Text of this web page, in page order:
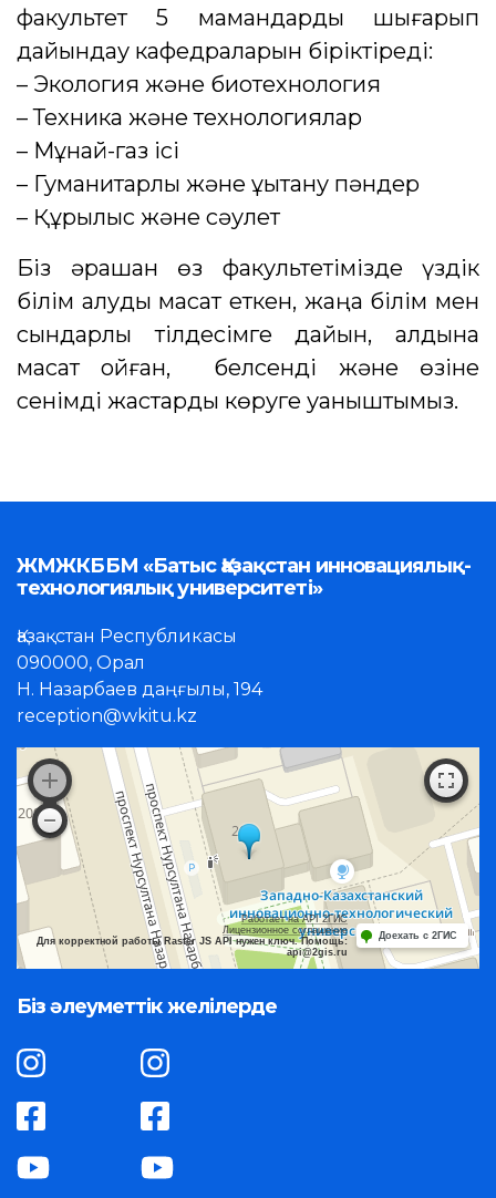
факультет 5 мамандарды шығарып
дайындау кафедраларын біріктіреді:
– Экология және биотехнология
– Техника және технологиялар
– Мұнай-газ ісі
– Гуманитарлық және құқықтану пәндер
– Құрылыс және сәулет
Біз әрқашан өз факультетімізде үздік
білім алуды мақсат еткен, жаңа білім мен
сындарлы тілдесімге дайын, алдына
мақсат қойған, белсенді және өзіне
сенімді жастарды көруге қуаныштымыз.
ЖМЖКББМ «Батыс Қазақстан инновациялық-
технологиялық университеті»
Қазақстан Республикасы
090000, Орал
Н. Назарбаев даңғылы, 194
reception@wkitu.kz
Работает на API 2ГИС
Лицензионное соглашение
Для корректной работы Raster JS API нужен ключ. Помощь:
api@2gis.ru
Доехать с 2ГИС
Біз әлеуметтік желілерде